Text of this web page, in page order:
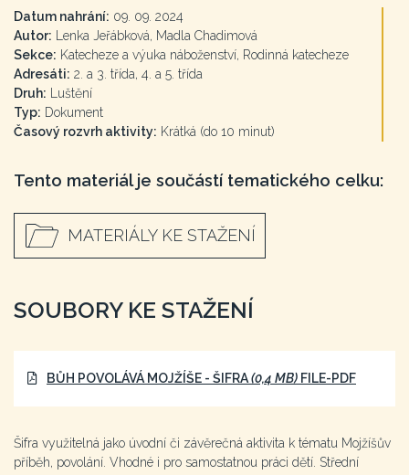
Datum nahrání: 09. 09. 2024
Autor: Lenka Jeřábková, Madla Chadimová
Sekce: Katecheze a výuka náboženství, Rodinná katecheze
Adresáti: 2. a 3. třída, 4. a 5. třída
Druh: Luštění
Typ: Dokument
Časový rozvrh aktivity: Krátká (do 10 minut)
Tento materiál je součástí tematického celku:
MATERIÁLY KE STAŽENÍ
SOUBORY KE STAŽENÍ
BŮH POVOLÁVÁ MOJŽÍŠE - ŠIFRA(0,4 MB) FILE-PDF
Šifra využitelná jako úvodní či závěrečná aktivita k tématu Mojžíšův
příběh, povolání. Vhodné i pro samostatnou práci dětí. Střední